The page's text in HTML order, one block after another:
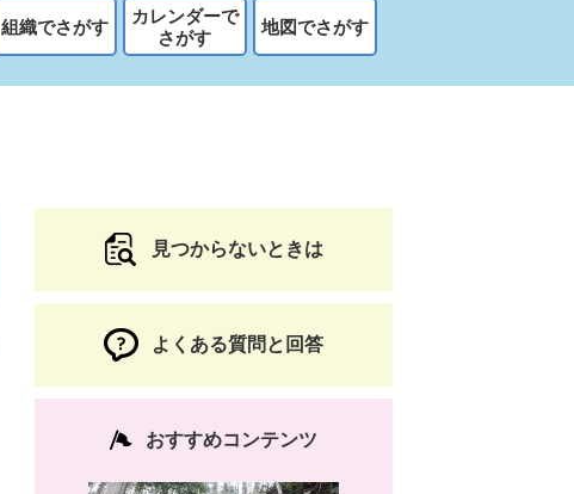
組織でさがす
カレンダーで
さがす
地図でさがす
見つからないときは
よくある質問と回答
おすすめコンテンツ